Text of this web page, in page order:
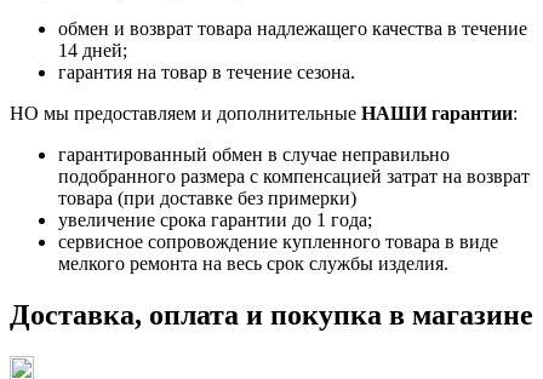
обмен и возврат товара надлежащего качества в течение
14 дней;
гарантия на товар в течение сезона.
НО мы предоставляем и дополнительные НАШИ гарантии:
гарантированный обмен в случае неправильно
подобранного размера с компенсацией затрат на возврат
товара (при доставке без примерки)
увеличение срока гарантии до 1 года;
сервисное сопровождение купленного товара в виде
мелкого ремонта на весь срок службы изделия.
Доставка, оплата и покупка в магазине